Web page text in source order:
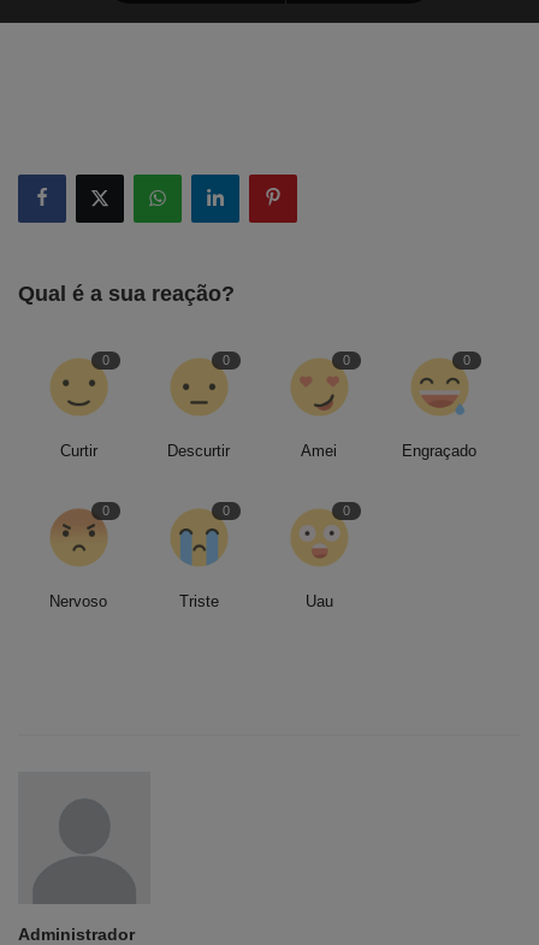
Qual é a sua reação?
0
Curtir
0
Descurtir
0
Amei
0
Engraçado
0
Nervoso
0
Triste
0
Uau
Administrador